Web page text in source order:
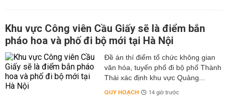
Khu vực Công viên Cầu Giấy sẽ là điểm bắn
pháo hoa và phố đi bộ mới tại Hà Nội
Đề án thí điểm tổ chức không gian
văn hóa, tuyến phố đi bộ phố Thành
Thái xác định khu vực Quảng...
QUY HOẠCH 14 giờ trước